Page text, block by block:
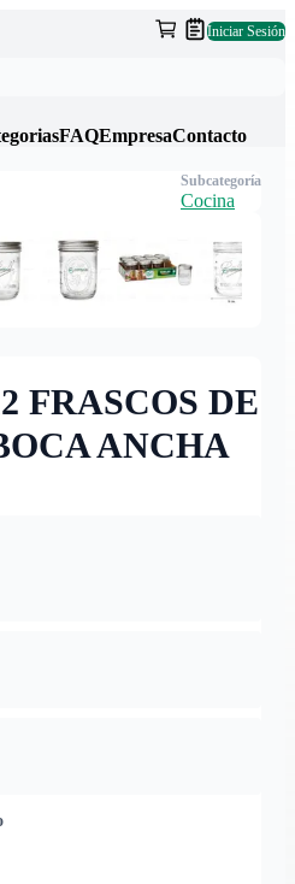
Iniciar Sesión
FAQEmpresaContacto
FRASCOS DE
ANCHA
Subcategoría
Cocina